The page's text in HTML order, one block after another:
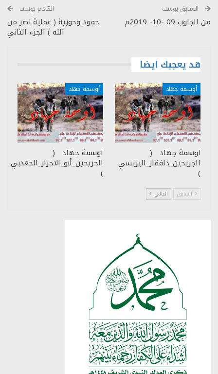
السابق بوست
من الجنوب 09 -10- 2019م
القادم بوست
حمود وحورية ( عملية نصر من
الله ) الجزء الثاني
قد يعجبك ايضا
أوسمة جهاد
اوسمة جهاد (
الجريحين_ذلفقار_اليريسي
)
أوسمة جهاد
اوسمة جهاد (
الجريحين_أبو_الاحرار_الجعدبي
)
السابق التالي